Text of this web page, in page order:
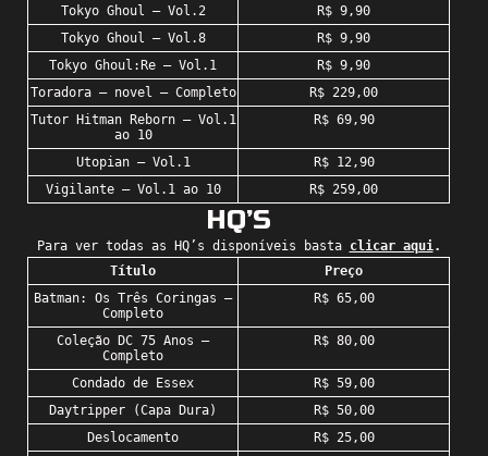
Tokyo Ghoul – Vol.2
R$ 9,90
Tokyo Ghoul – Vol.8
R$ 9,90
Tokyo Ghoul:Re – Vol.1
R$ 9,90
Toradora – novel – Completo
R$ 229,00
Tutor Hitman Reborn – Vol.1
ao 10
R$ 69,90
Utopian – Vol.1
R$ 12,90
Vigilante – Vol.1 ao 10
R$ 259,00
HQ’S
Para ver todas as HQ’s disponíveis basta clicar aqui.
Título
Preço
Batman: Os Três Coringas –
Completo
R$ 65,00
Coleção DC 75 Anos –
Completo
R$ 80,00
Condado de Essex
R$ 59,00
Daytripper (Capa Dura)
R$ 50,00
Deslocamento
R$ 25,00